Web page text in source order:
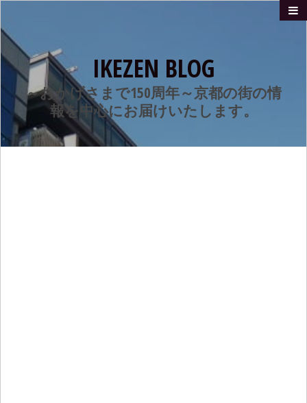
IKEZEN BLOG
～おかげさまで150周年～京都の街の情
報を中心にお届けいたします。